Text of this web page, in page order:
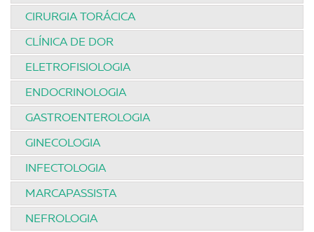
CIRURGIA TORÁCICA
CLÍNICA DE DOR
ELETROFISIOLOGIA
ENDOCRINOLOGIA
GASTROENTEROLOGIA
GINECOLOGIA
INFECTOLOGIA
MARCAPASSISTA
NEFROLOGIA